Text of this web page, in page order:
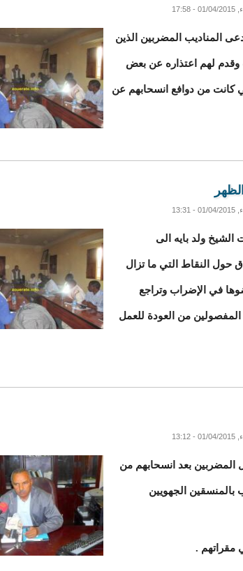
المناديب المضربين الذين
وقدم لهم اعتذاره عن بعض
كانت من دوافع انسحابهم عن
الشيخ ولد بايه الى
حول النقاط التي ما تزال
في الإضراب وتراجع
من العودة للعمل
المضربين بعد انسحابهم من
بالمنسقين الجهويين
مقراتهم .